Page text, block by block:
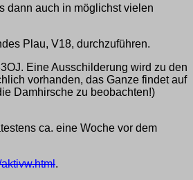
dann auch in möglichst vielen
Plau, V18, durchzuführen.
Eine Ausschilderung wird zu den
vorhanden, das Ganze findet auf
Damhirsche zu beobachten!)
ca. eine Woche vor dem
.